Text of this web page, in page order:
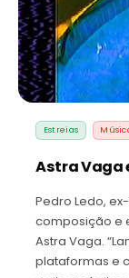
Estreias
Astra Vaga
Pedro Ledo,
composição e
Astra Vaga.
plataformas e